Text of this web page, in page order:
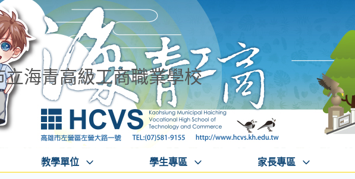
立海青高級工商職業學校
教學單位 學生專區 家長專區